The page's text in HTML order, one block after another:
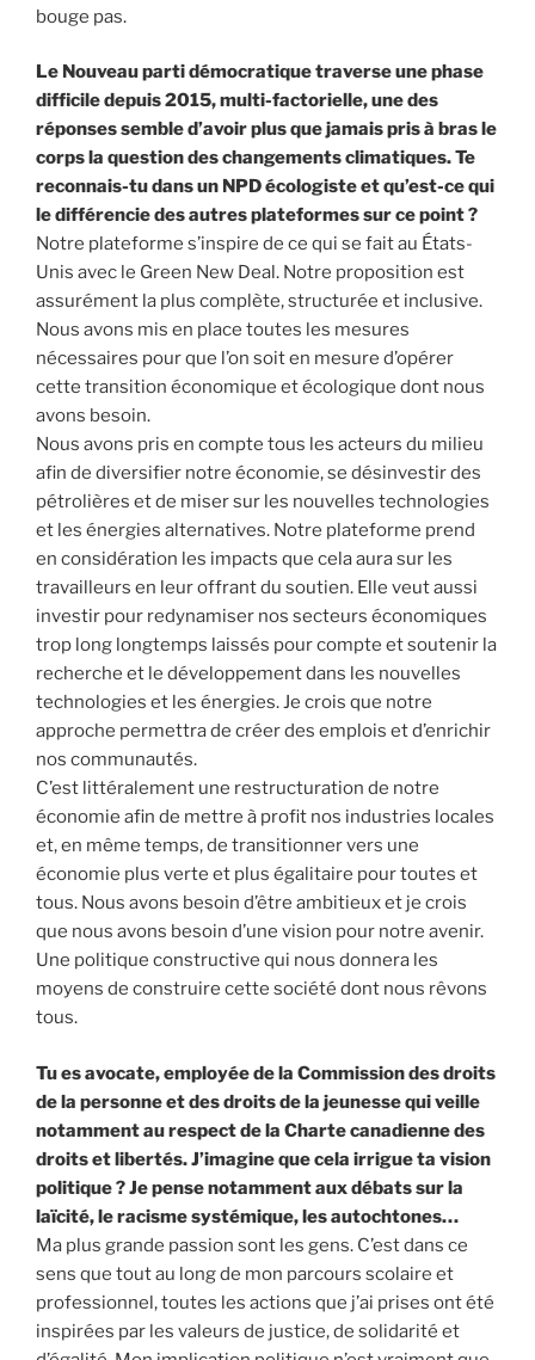
bouge pas.
Le Nouveau parti démocratique traverse une phase
difficile depuis 2015, multi-factorielle, une des
réponses semble d’avoir plus que jamais pris à bras le
corps la question des changements climatiques. Te
reconnais-tu dans un NPD écologiste et qu’est-ce qui
le différencie des autres plateformes sur ce point ?
Notre plateforme s’inspire de ce qui se fait au États-
Unis avec le Green New Deal. Notre proposition est
assurément la plus complète, structurée et inclusive.
Nous avons mis en place toutes les mesures
nécessaires pour que l’on soit en mesure d’opérer
cette transition économique et écologique dont nous
avons besoin.
Nous avons pris en compte tous les acteurs du milieu
afin de diversifier notre économie, se désinvestir des
pétrolières et de miser sur les nouvelles technologies
et les énergies alternatives. Notre plateforme prend
en considération les impacts que cela aura sur les
travailleurs en leur offrant du soutien. Elle veut aussi
investir pour redynamiser nos secteurs économiques
trop long longtemps laissés pour compte et soutenir la
recherche et le développement dans les nouvelles
technologies et les énergies. Je crois que notre
approche permettra de créer des emplois et d’enrichir
nos communautés.
C’est littéralement une restructuration de notre
économie afin de mettre à profit nos industries locales
et, en même temps, de transitionner vers une
économie plus verte et plus égalitaire pour toutes et
tous. Nous avons besoin d’être ambitieux et je crois
que nous avons besoin d’une vision pour notre avenir.
Une politique constructive qui nous donnera les
moyens de construire cette société dont nous rêvons
tous.
Tu es avocate, employée de la Commission des droits
de la personne et des droits de la jeunesse qui veille
notamment au respect de la Charte canadienne des
droits et libertés. J’imagine que cela irrigue ta vision
politique ? Je pense notamment aux débats sur la
laïcité, le racisme systémique, les autochtones…
Ma plus grande passion sont les gens. C’est dans ce
sens que tout au long de mon parcours scolaire et
professionnel, toutes les actions que j’ai prises ont été
inspirées par les valeurs de justice, de solidarité et